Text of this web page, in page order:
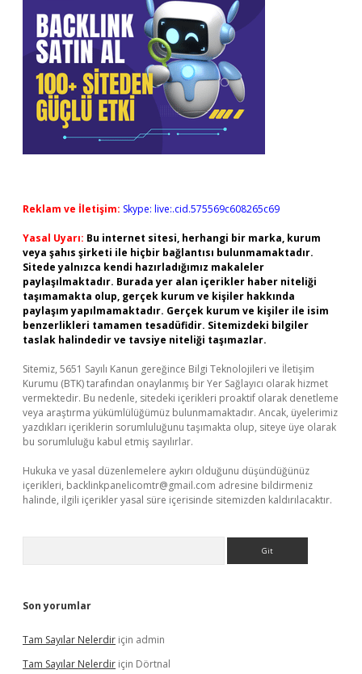
Reklam ve İletişim: Skype: live:.cid.575569c608265c69
Yasal Uyarı: Bu internet sitesi, herhangi bir marka, kurum
veya şahıs şirketi ile hiçbir bağlantısı bulunmamaktadır.
Sitede yalnızca kendi hazırladığımız makaleler
paylaşılmaktadır. Burada yer alan içerikler haber niteliği
taşımamakta olup, gerçek kurum ve kişiler hakkında
paylaşım yapılmamaktadır. Gerçek kurum ve kişiler ile isim
benzerlikleri tamamen tesadüfidir. Sitemizdeki bilgiler
taslak halindedir ve tavsiye niteliği taşımazlar.
Sitemiz, 5651 Sayılı Kanun gereğince Bilgi Teknolojileri ve İletişim
Kurumu (BTK) tarafından onaylanmış bir Yer Sağlayıcı olarak hizmet
vermektedir. Bu nedenle, sitedeki içerikleri proaktif olarak denetleme
veya araştırma yükümlülüğümüz bulunmamaktadır. Ancak, üyelerimiz
yazdıkları içeriklerin sorumluluğunu taşımakta olup, siteye üye olarak
bu sorumluluğu kabul etmiş sayılırlar.
Hukuka ve yasal düzenlemelere aykırı olduğunu düşündüğünüz
içerikleri, backlinkpanelicomtr@gmail.com adresine bildirmeniz
halinde, ilgili içerikler yasal süre içerisinde sitemizden kaldırılacaktır.
Son yorumlar
Tam Sayılar Nelerdir için admin
Tam Sayılar Nelerdir için Dörtnal